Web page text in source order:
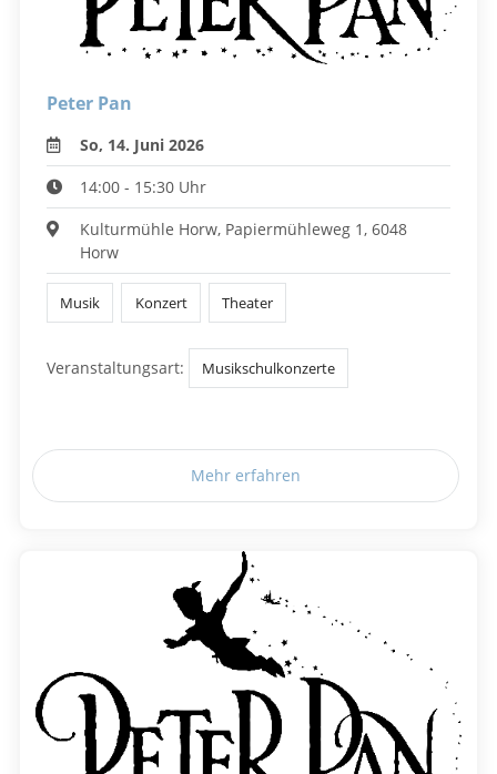
Peter Pan
So, 14. Juni 2026
14:00 - 15:30 Uhr
Kulturmühle Horw, Papiermühleweg 1, 6048
Horw
Musik Konzert Theater
Veranstaltungsart: Musikschulkonzerte
Mehr erfahren